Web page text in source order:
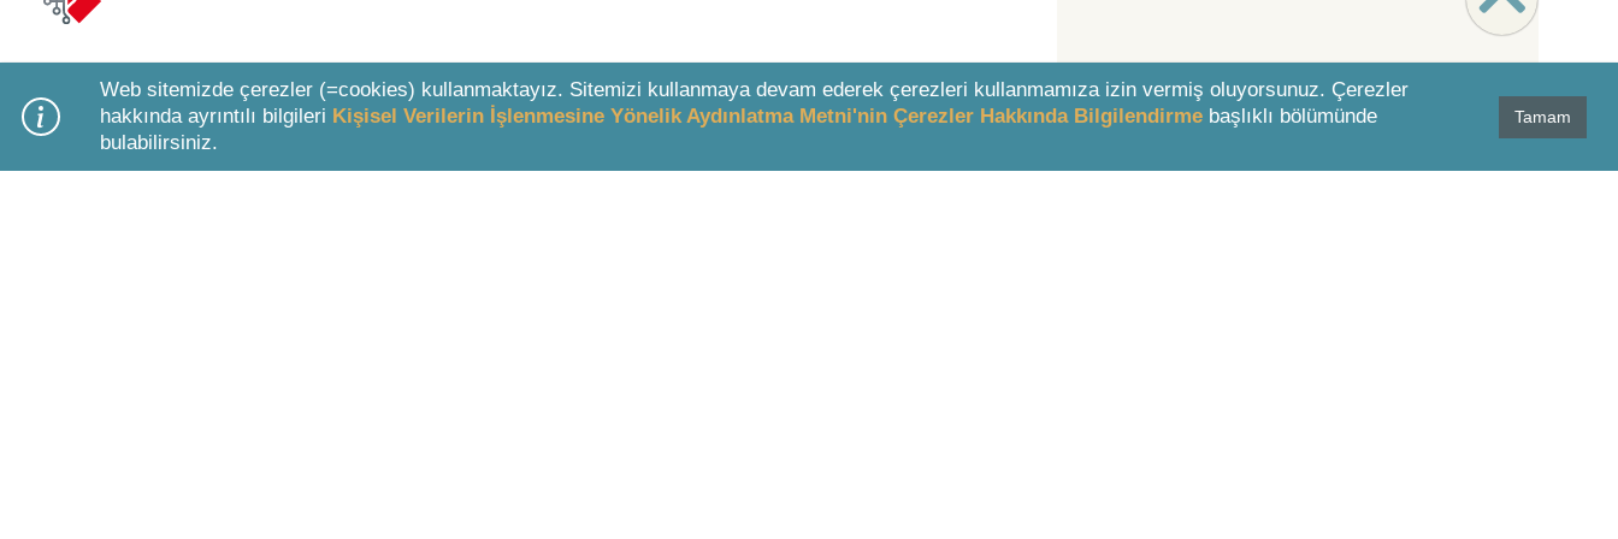
Bottom Search Toolbar Highlight Text
Web sitemizde çerezler (=cookies) kullanmaktayız. Sitemizi kullanmaya devam ederek çerezleri kullanmamıza izin vermiş oluyorsunuz. Çerezler
hakkında ayrıntılı bilgileri Kişisel Verilerin İşlenmesine Yönelik Aydınlatma Metni'nin Çerezler Hakkında Bilgilendirme başlıklı bölümünde
bulabilirsiniz.
Tamam